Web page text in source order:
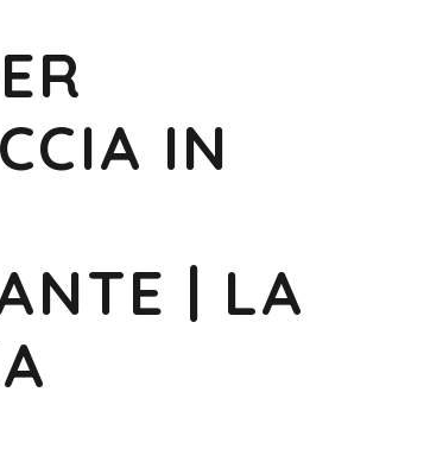
IN
| LA